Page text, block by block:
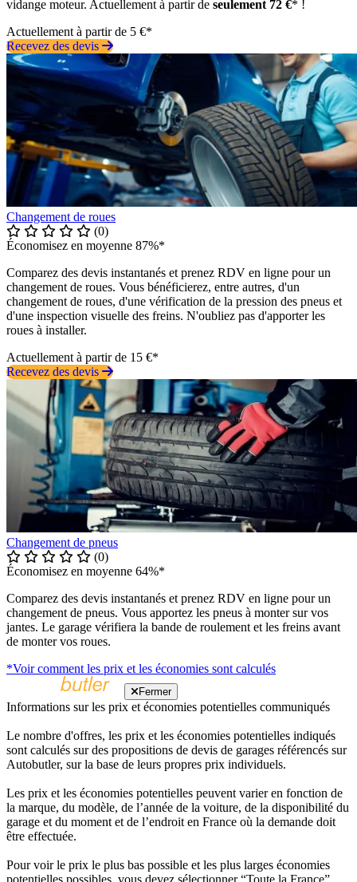
vidange moteur. Actuellement à partir de seulement 72 €* !
Actuellement à partir de 5 €*
Recevez des devis
Changement de roues
(0)
Économisez en moyenne 87%*
Comparez des devis instantanés et prenez RDV en ligne pour un
changement de roues. Vous bénéficierez, entre autres, d'un
changement de roues, d'une vérification de la pression des pneus et
d'une inspection visuelle des freins. N'oubliez pas d'apporter les
roues à installer.
Actuellement à partir de 15 €*
Recevez des devis
Changement de pneus
(0)
Économisez en moyenne 64%*
Comparez des devis instantanés et prenez RDV en ligne pour un
changement de pneus. Vous apportez les pneus à monter sur vos
jantes. Le garage vérifiera la bande de roulement et les freins avant
de monter vos roues.
*Voir comment les prix et les économies sont calculés
Fermer
Informations sur les prix et économies potentielles communiqués
Le nombre d'offres, les prix et les économies potentielles indiqués
sont calculés sur des propositions de devis de garages référencés sur
Autobutler, sur la base de leurs propres prix individuels.
Les prix et les économies potentielles peuvent varier en fonction de
la marque, du modèle, de l’année de la voiture, de la disponibilité du
garage et du moment et de l’endroit en France où la demande doit
être effectuée.
Pour voir le prix le plus bas possible et les plus larges économies
potentielles possibles, vous devez sélectionner “Toute la France”